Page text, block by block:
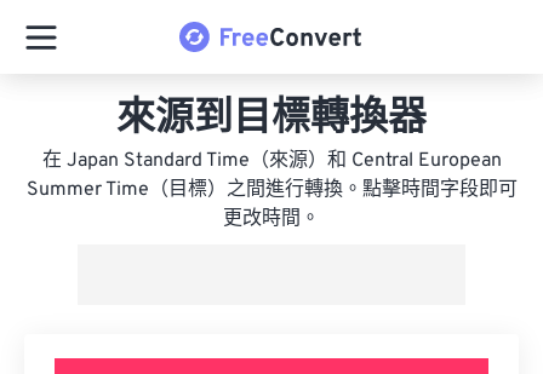
來源到目標轉換器
在 Japan Standard Time（來源）和 Central European
Summer Time（目標）之間進行轉換。點擊時間字段即可
更改時間。